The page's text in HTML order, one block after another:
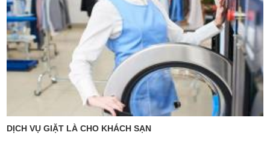
DỊCH VỤ GIẶT LÀ CHO KHÁCH SẠN